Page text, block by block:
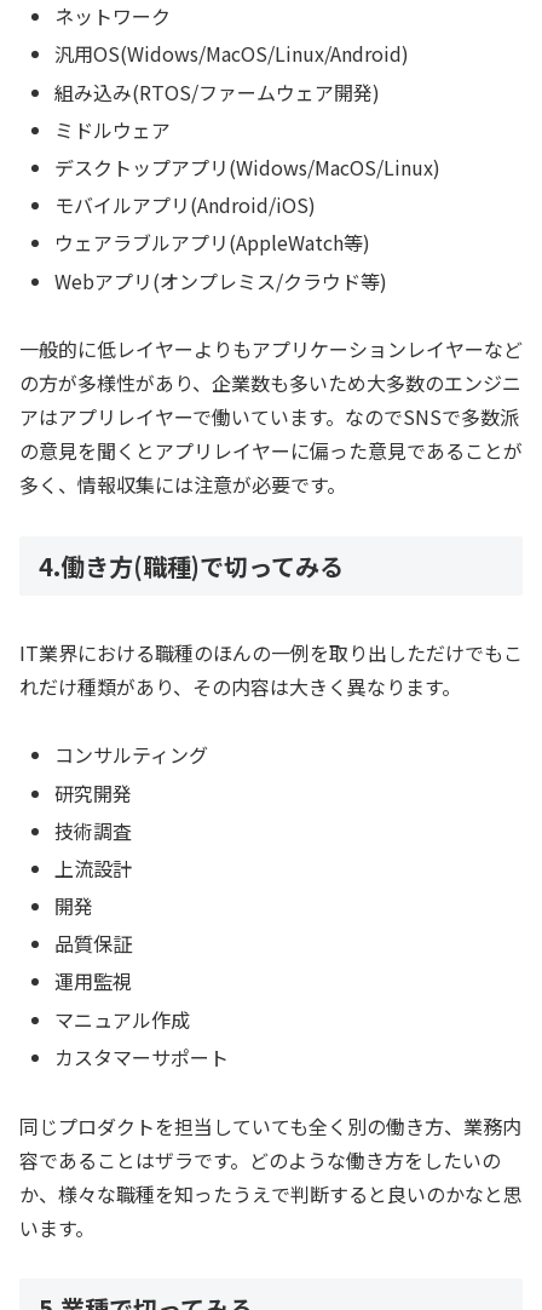
ネットワーク
汎用OS(Widows/MacOS/Linux/Android)
組み込み(RTOS/ファームウェア開発)
ミドルウェア
デスクトップアプリ(Widows/MacOS/Linux)
モバイルアプリ(Android/iOS)
ウェアラブルアプリ(AppleWatch等)
Webアプリ(オンプレミス/クラウド等)
一般的に低レイヤーよりもアプリケーションレイヤーなど
の方が多様性があり、企業数も多いため大多数のエンジニ
アはアプリレイヤーで働いています。なのでSNSで多数派
の意見を聞くとアプリレイヤーに偏った意見であることが
多く、情報収集には注意が必要です。
4.働き方(職種)で切ってみる
IT業界における職種のほんの一例を取り出しただけでもこ
れだけ種類があり、その内容は大きく異なります。
コンサルティング
研究開発
技術調査
上流設計
開発
品質保証
運用監視
マニュアル作成
カスタマーサポート
同じプロダクトを担当していても全く別の働き方、業務内
容であることはザラです。どのような働き方をしたいの
か、様々な職種を知ったうえで判断すると良いのかなと思
います。